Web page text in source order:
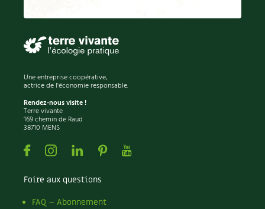
Permaculture
Pesticides
Petits pois
Piment
Pissenlit
Pizza
Plantes
Plantes d'extérieur
Plantes d'intérieur
Plantes médicinales
Plantes sauvages
Plants
Plastique
Une entreprise coopérative,
actrice de l'économie responsable.
Rendez-nous visite !
Terre vivante
169 chemin de Raud
38710 MENS
FacebookInstagramLinkedin
PinterestYoutube
Foire aux questions
FAQ – Abonnement